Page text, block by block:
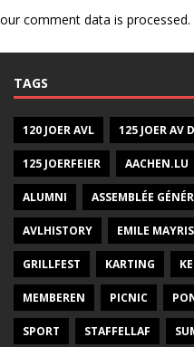
comment data is processed.
TAGS
120 JOER AVL 125 JOER AV
125 JOERFEIER AACHEN.LU
ALUMNI ASSEMBLÉE
AVLHISTORY EMILE
GRILLFEST KARTING
MEMBEREN PICNIC
SPORT STAFFELLAF